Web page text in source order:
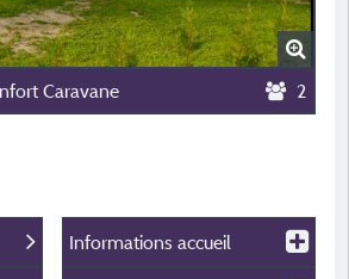
Caravane 2
Informations accueil